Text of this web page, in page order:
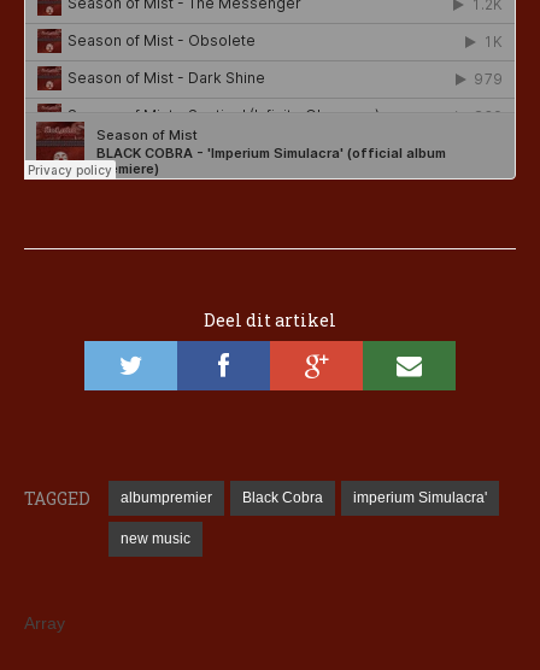
Deel dit artikel
TAGGED albumpremier Black Cobra imperium Simulacra'
new music
Array